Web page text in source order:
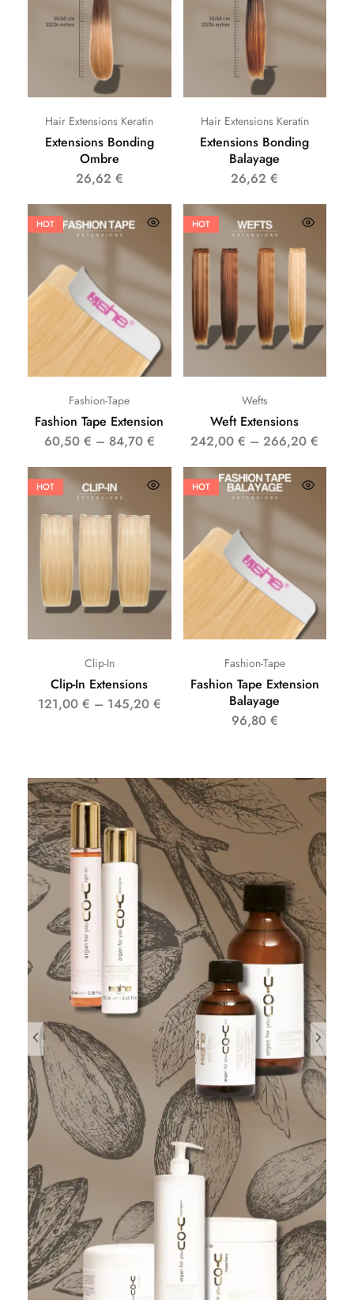
Hair Extensions Keratin
Extensions Bonding
Ombre
26,62 €
Hair Extensions Keratin
Extensions Bonding
Balayage
26,62€
HOT
Fashion-Tape
Fashion Tape Extension
60,50 € – 84,70 €
HOT
Wefts
Weft Extensions
242,00€ –266,20€
HOT
Clip-In
Clip-In Extensions
121,00 € – 145,20 €
HOT
Fashion-Tape
Fashion Tape Extension
Balayage
96,80 €